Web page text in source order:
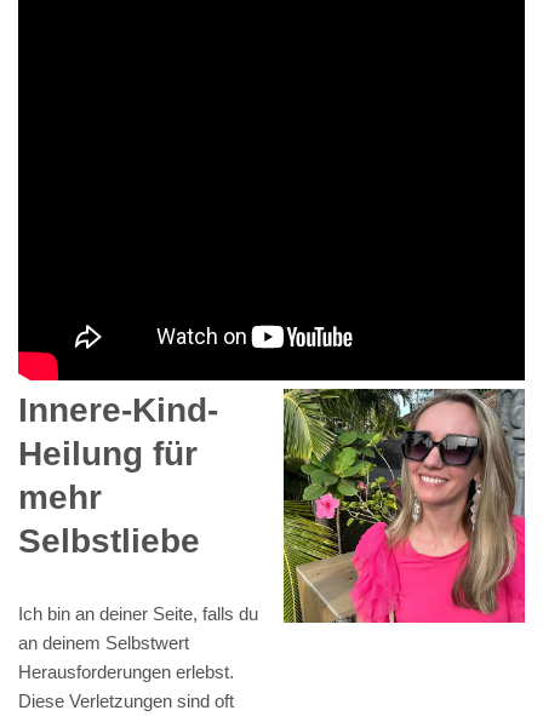
Innere-Kind-
Heilung für
mehr
Selbstliebe
Ich bin an deiner Seite, falls du
an deinem Selbstwert
Herausforderungen erlebst.
Diese Verletzungen sind oft